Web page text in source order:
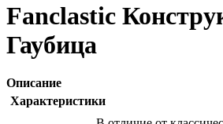
Fanclastic
Гаубица
Описание
Характеристики